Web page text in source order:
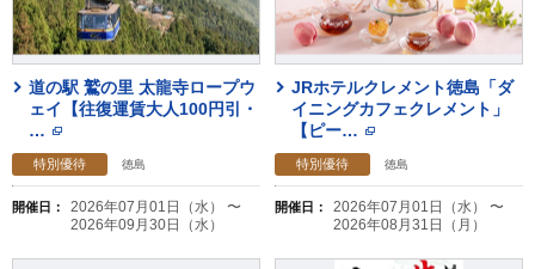
道の駅 鷲の里 太龍寺ロープウ
ェイ【往復運賃大人100円引・
…
特別優待 徳島
開催日：
2026年07月01日（水） 〜
2026年09月30日（水）
JRホテルクレメント徳島「ダ
イニングカフェクレメント」
【ピー…
特別優待 徳島
開催日：
2026年07月01日（水） 〜
2026年08月31日（月）